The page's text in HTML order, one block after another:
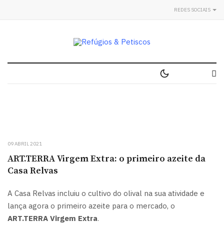
REDES SOCIAIS
09 ABRIL 2021
ART.TERRA Virgem Extra: o primeiro azeite da
Casa Relvas
A Casa Relvas incluiu o cultivo do olival na sua atividade e
lança agora o primeiro azeite para o mercado, o
ART.TERRA Virgem Extra.